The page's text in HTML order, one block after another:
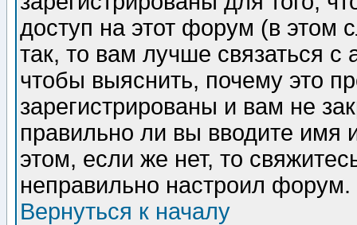
доступ на этот форум (в этом
так, то вам лучше связаться
чтобы выяснить, почему это
зарегистрированы и вам не
правильно ли вы вводите
этом, если же нет, то
неправильно настроил форум.
Вернуться к началу